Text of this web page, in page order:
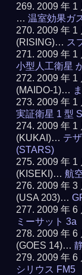
2009 年 1
…温室効果ガ
2009 年 1
(RISING)… ス
2009 年 1
小型人工衛星
2009 年 1
(MAIDO-1)…
2009 年
実証衛星 1 型
2009 年 1
(KUKAI)… テ
(STARS)
2009 年 1
(KISEKI)…航
2009 年 3
(USA 203)…
2009 年 6
ミーサット 3a
2009 年 6
(GOES 14)…
2009 年 6
シリウス FM5